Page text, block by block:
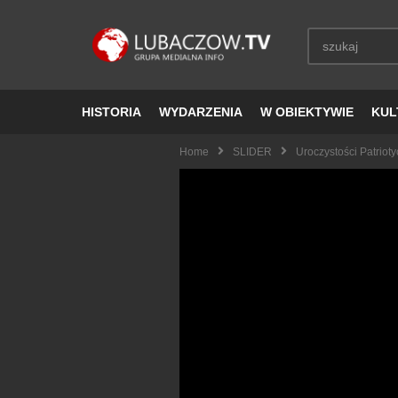
HISTORIA WYDARZENIA W OBIEKTYWIE
Home SLIDER Uroczystości